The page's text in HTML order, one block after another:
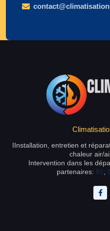
IInstallation, entretien et
chaleur air/
Intervention dans les
partenaires: 51